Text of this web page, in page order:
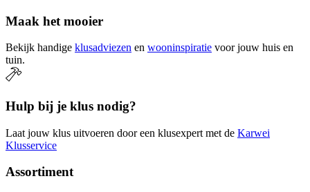
Maak het mooier
Bekijk handige klusadviezen en wooninspiratie voor jouw huis en
tuin.
Hulp bij je klus nodig?
Laat jouw klus uitvoeren door een klusexpert met de Karwei
Klusservice
Assortiment